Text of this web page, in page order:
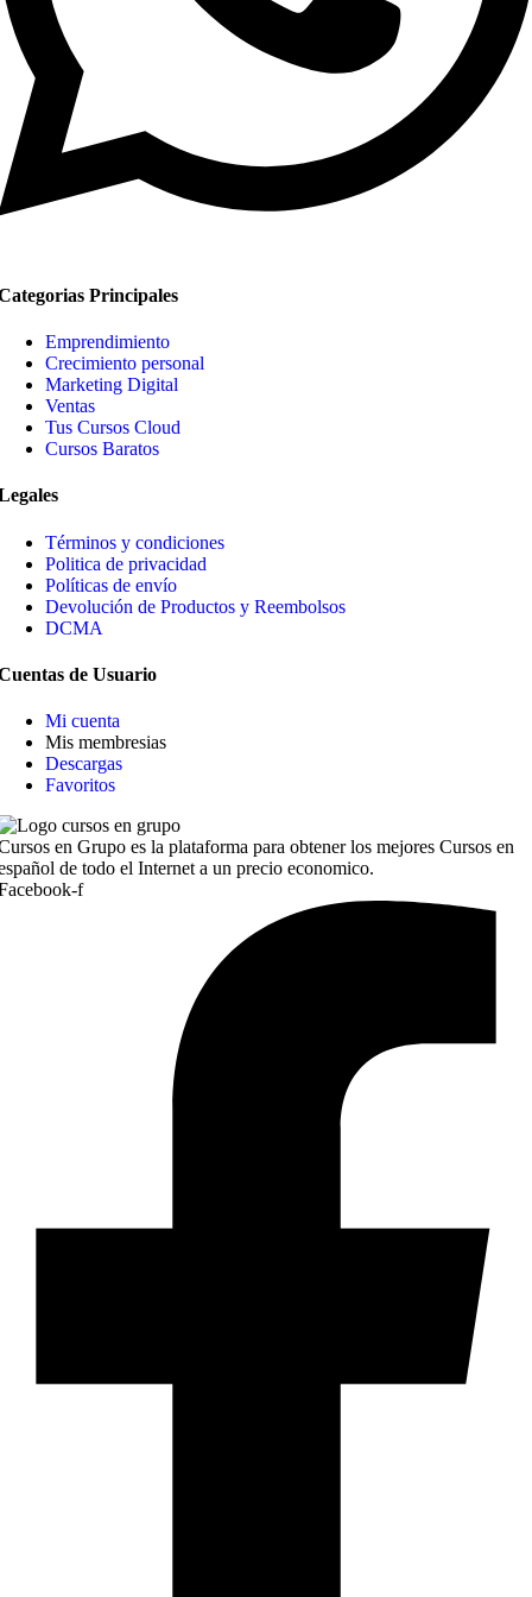
Principales
Emprendimiento
Crecimiento personal
Marketing Digital
Ventas
Tus Cursos Cloud
Cursos Baratos
Términos y condiciones
Politica de privacidad
Políticas de envío
Devolución de Productos y Reembolsos
DCMA
de Usuario
Mi cuenta
Mis membresias
Descargas
Favoritos
en Grupo es la plataforma para obtener los mejores Cursos en
de todo el Internet a un precio economico.
f